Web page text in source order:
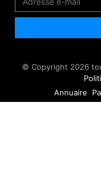
© Copyright 2026
Annuaire